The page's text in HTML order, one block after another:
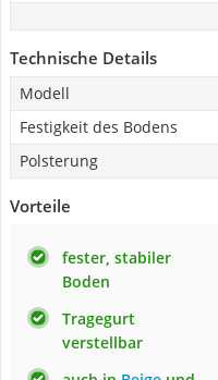
Technische Details
Modell
Festigkeit des Bodens
Polsterung
Vorteile
fester, stabiler
Boden
Tragegurt
verstellbar